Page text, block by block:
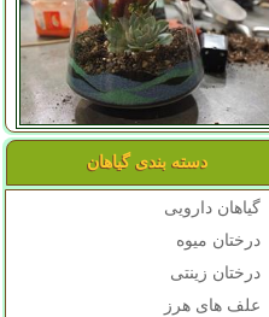
دسته بندی گیاهان
گیاهان دارویی
درختان میوه
درختان زینتی
علف های هرز